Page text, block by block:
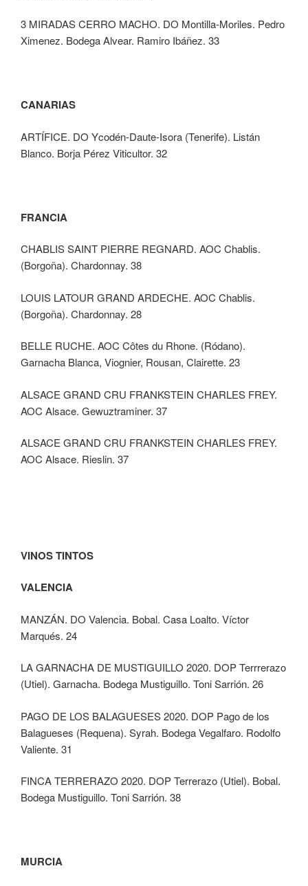
3 MIRADAS CERRO MACHO. DO Montilla-Moriles. Pedro
Ximenez. Bodega Alvear. Ramiro Ibáñez. 33
CANARIAS
ARTÍFICE. DO Ycodén-Daute-Isora (Tenerife). Listán
Blanco. Borja Pérez Viticultor. 32
FRANCIA
CHABLIS SAINT PIERRE REGNARD. AOC Chablis.
(Borgoña). Chardonnay. 38
LOUIS LATOUR GRAND ARDECHE. AOC Chablis.
(Borgoña). Chardonnay. 28
BELLE RUCHE. AOC Côtes du Rhone. (Ródano).
Garnacha Blanca, Viognier, Rousan, Clairette. 23
ALSACE GRAND CRU FRANKSTEIN CHARLES FREY.
AOC Alsace. Gewuztraminer. 37
ALSACE GRAND CRU FRANKSTEIN CHARLES FREY.
AOC Alsace. Rieslin. 37
VINOS TINTOS
VALENCIA
MANZÁN. DO Valencia. Bobal. Casa Loalto. Víctor
Marqués. 24
LA GARNACHA DE MUSTIGUILLO 2020. DOP Terrrerazo
(Utiel). Garnacha. Bodega Mustiguillo. Toni Sarrión. 26
PAGO DE LOS BALAGUESES 2020. DOP Pago de los
Balagueses (Requena). Syrah. Bodega Vegalfaro. Rodolfo
Valiente. 31
FINCA TERRERAZO 2020. DOP Terrerazo (Utiel). Bobal.
Bodega Mustiguillo. Toni Sarrión. 38
MURCIA